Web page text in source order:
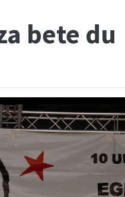
bete du